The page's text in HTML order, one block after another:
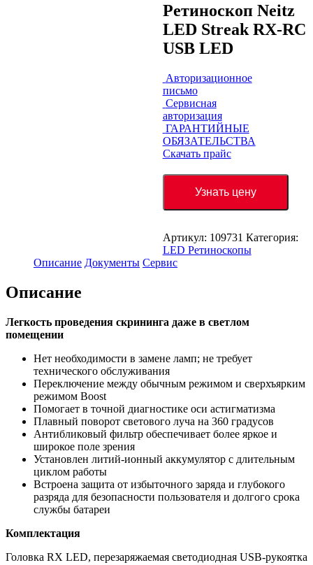
Ретиноскоп Neitz
LED Streak RX-RC
USB LED
Авторизационное
письмо
Сервисная
авторизация
ГАРАНТИЙНЫЕ
ОБЯЗАТЕЛЬСТВА
Скачать прайс
Узнать цену
Артикул: 109731 Категория:
LED Ретиноскопы
Описание Документы Сервис
Описание
Легкость проведения скрининга даже в светлом
помещении
Нет необходимости в замене ламп; не требует
технического обслуживания
Переключение между обычным режимом и сверхъярким
режимом Boost
Помогает в точной диагностике оси астигматизма
Плавный поворот светового луча на 360 градусов
Антибликовый фильтр обеспечивает более яркое и
широкое поле зрения
Установлен литий-ионный аккумулятор с длительным
циклом работы
Встроена защита от избыточного заряда и глубокого
разряда для безопасности пользователя и долгого срока
службы батареи
Комплектация
Головка RX LED, перезаряжаемая светодиодная USB-рукоятка